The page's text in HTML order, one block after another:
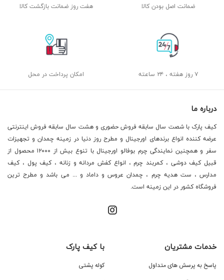
ضمانت اصل بودن کالا هفت روز ضمانت بازگشت کالا
۷ روز هفته ، ۲۴ ساعته امکان پرداخت در محل
درباره ما
کیف پارک با شصت سال سابقه فروش حضوری و هشت سال سابقه فروش اینترنتی
عرضه کننده انواع برندهای اورجینال و مطرح روز دنیا در زمینه چمدان و تجهیزات
سفر و همچنین نمایندگی چرم بوفالو اورجینال با تنوع بیش از ۱۲۰۰۰ محصول از
قبیل کیف دوشی ، کمربند چرم ، انواع کفش مردانه و زنانه ، کیف پول ، کیف
مدارس ، ست هدیه چرم ، چمدان عروس و داماد و ... می باشد و مطرح ترین
فروشگاه کشور در این زمینه است.
خدمات مشتریان
پاسخ به پرسش های متداول
با کیف پارک
کوله پشتی